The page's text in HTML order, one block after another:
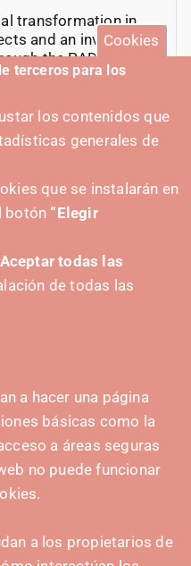
transformation in
and an investment
the PADIH
Cookies
terceros para los
los contenidos que
generales de
que se instalarán en
botón “Elegir
todas las
de todas las
a hacer una página
básicas como la
a áreas seguras
no puede funcionar
a los propietarios de